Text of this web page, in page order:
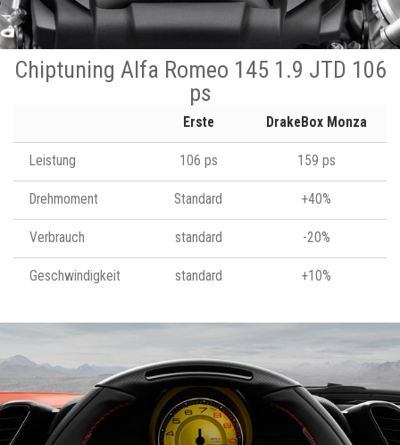
Chiptuning Alfa Romeo 145 1.9 JTD 106
ps
Erste DrakeBox Monza
Leistung 106 ps 159 ps
Drehmoment Standard +40%
Verbrauch standard -20%
Geschwindigkeit standard +10%